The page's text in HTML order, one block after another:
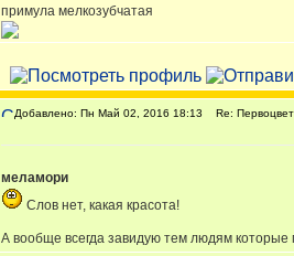
примула мелкозубчатая
Добавлено: Пн Май 02, 2016 18:13 Re:
меламори
Слов нет, какая красота!
А вообще всегда завидую тем людям которые